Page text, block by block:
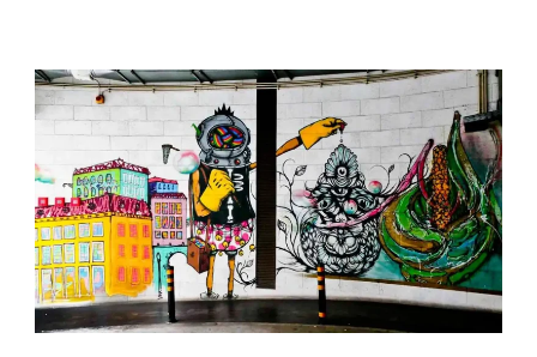
Arte
Urbana
de
Lisboa